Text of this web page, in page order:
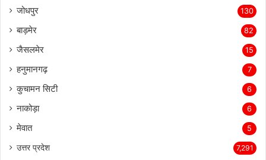
जोधपुर 130
बाड़मेर 82
जैसलमेर 15
हनुमानगढ़ 7
कुचामन सिटी 6
नाकोड़ा 6
मेवात 5
उत्तर प्रदेश 7,291